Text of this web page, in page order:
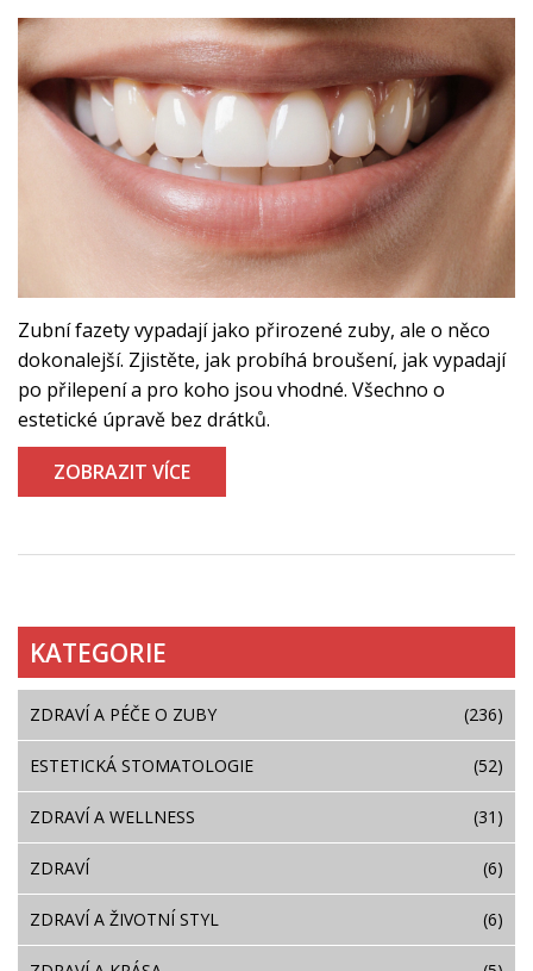
Zubní fazety vypadají jako přirozené zuby, ale o něco
dokonalejší. Zjistěte, jak probíhá broušení, jak vypadají
po přilepení a pro koho jsou vhodné. Všechno o
estetické úpravě bez drátků.
ZOBRAZIT VÍCE
KATEGORIE
ZDRAVÍ A PÉČE O ZUBY (236)
ESTETICKÁ STOMATOLOGIE (52)
ZDRAVÍ A WELLNESS (31)
ZDRAVÍ (6)
ZDRAVÍ A ŽIVOTNÍ STYL (6)